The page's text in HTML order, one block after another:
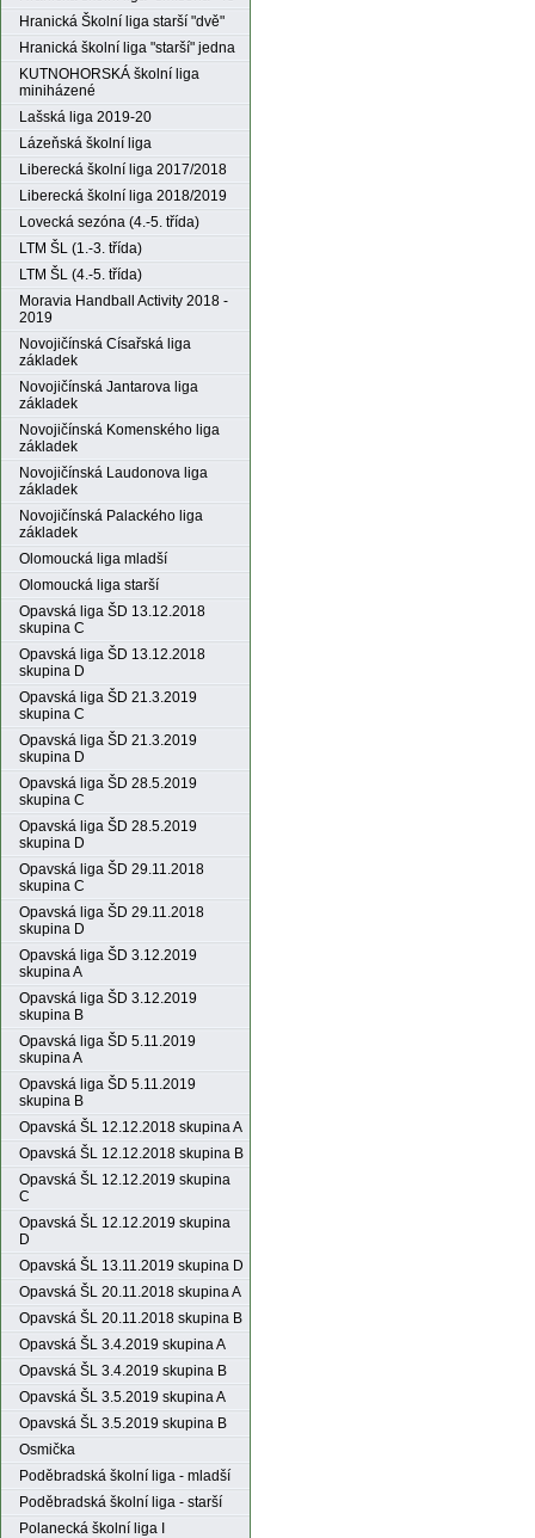
Hranická Školní liga starší "dvě"
Hranická školní liga "starší" jedna
KUTNOHORSKÁ školní liga
miniházené
Lašská liga 2019-20
Lázeňská školní liga
Liberecká školní liga 2017/2018
Liberecká školní liga 2018/2019
Lovecká sezóna (4.-5. třída)
LTM ŠL (1.-3. třída)
LTM ŠL (4.-5. třída)
Moravia Handball Activity 2018 -
2019
Novojičínská Císařská liga
základek
Novojičínská Jantarova liga
základek
Novojičínská Komenského liga
základek
Novojičínská Laudonova liga
základek
Novojičínská Palackého liga
základek
Olomoucká liga mladší
Olomoucká liga starší
Opavská liga ŠD 13.12.2018
skupina C
Opavská liga ŠD 13.12.2018
skupina D
Opavská liga ŠD 21.3.2019
skupina C
Opavská liga ŠD 21.3.2019
skupina D
Opavská liga ŠD 28.5.2019
skupina C
Opavská liga ŠD 28.5.2019
skupina D
Opavská liga ŠD 29.11.2018
skupina C
Opavská liga ŠD 29.11.2018
skupina D
Opavská liga ŠD 3.12.2019
skupina A
Opavská liga ŠD 3.12.2019
skupina B
Opavská liga ŠD 5.11.2019
skupina A
Opavská liga ŠD 5.11.2019
skupina B
Opavská ŠL 12.12.2018 skupina A
Opavská ŠL 12.12.2018 skupina B
Opavská ŠL 12.12.2019 skupina
C
Opavská ŠL 12.12.2019 skupina
D
Opavská ŠL 13.11.2019 skupina D
Opavská ŠL 20.11.2018 skupina A
Opavská ŠL 20.11.2018 skupina B
Opavská ŠL 3.4.2019 skupina A
Opavská ŠL 3.4.2019 skupina B
Opavská ŠL 3.5.2019 skupina A
Opavská ŠL 3.5.2019 skupina B
Osmička
Poděbradská školní liga - mladší
Poděbradská školní liga - starší
Polanecká školní liga I